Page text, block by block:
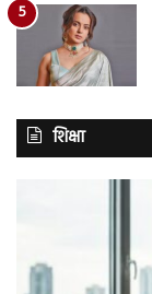
शिक्षा